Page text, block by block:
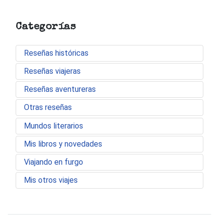
Categorías
Reseñas históricas
Reseñas viajeras
Reseñas aventureras
Otras reseñas
Mundos literarios
Mis libros y novedades
Viajando en furgo
Mis otros viajes